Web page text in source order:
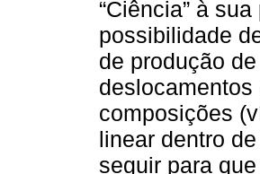
“Ciência” à
possibilidade
de produção
composições
linear dentro
seguir para